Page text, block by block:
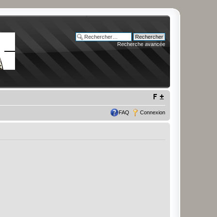
Recherche avancée
FAQ Connexion